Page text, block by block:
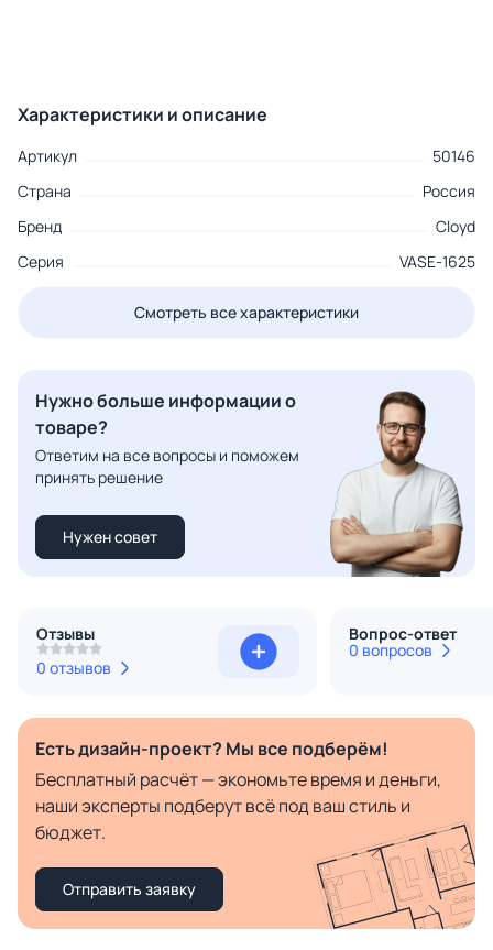
Характеристики и описание
Артикул
50146
Страна
Россия
Бренд
Cloyd
Серия
VASE-1625
Смотреть все характеристики
Нужно больше информации о
товаре?
Ответим на все вопросы и поможем
принять решение
Нужен совет
Отзывы
0 отзывов
Вопрос-ответ
0 вопросов
Есть дизайн-проект? Мы все подберём!
Бесплатный расчёт — экономьте время и деньги,
наши эксперты подберут всё под ваш стиль и
бюджет.
Отправить заявку